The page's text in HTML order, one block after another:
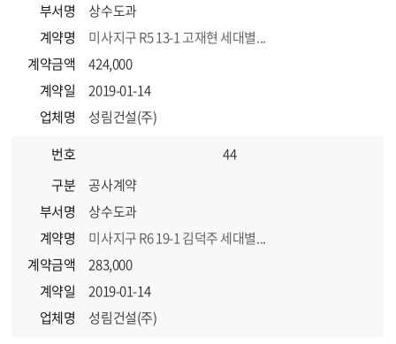
부서명
상수도과
계약명
미사지구 R5 13-1 고재현 세대별...
계약금액
424,000
계약일
2019-01-14
업체명
성림건설(주)
번호
44
구분
공사계약
부서명
상수도과
계약명
미사지구 R6 19-1 김덕주 세대별...
계약금액
283,000
계약일
2019-01-14
업체명
성림건설(주)